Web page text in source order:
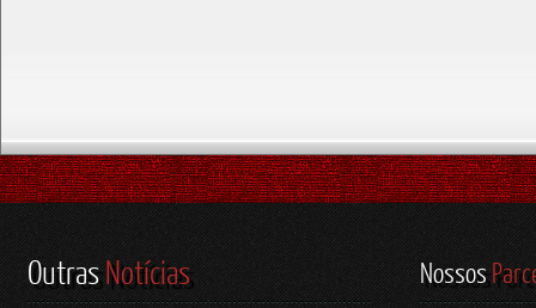
OutrasNotícias Nossos